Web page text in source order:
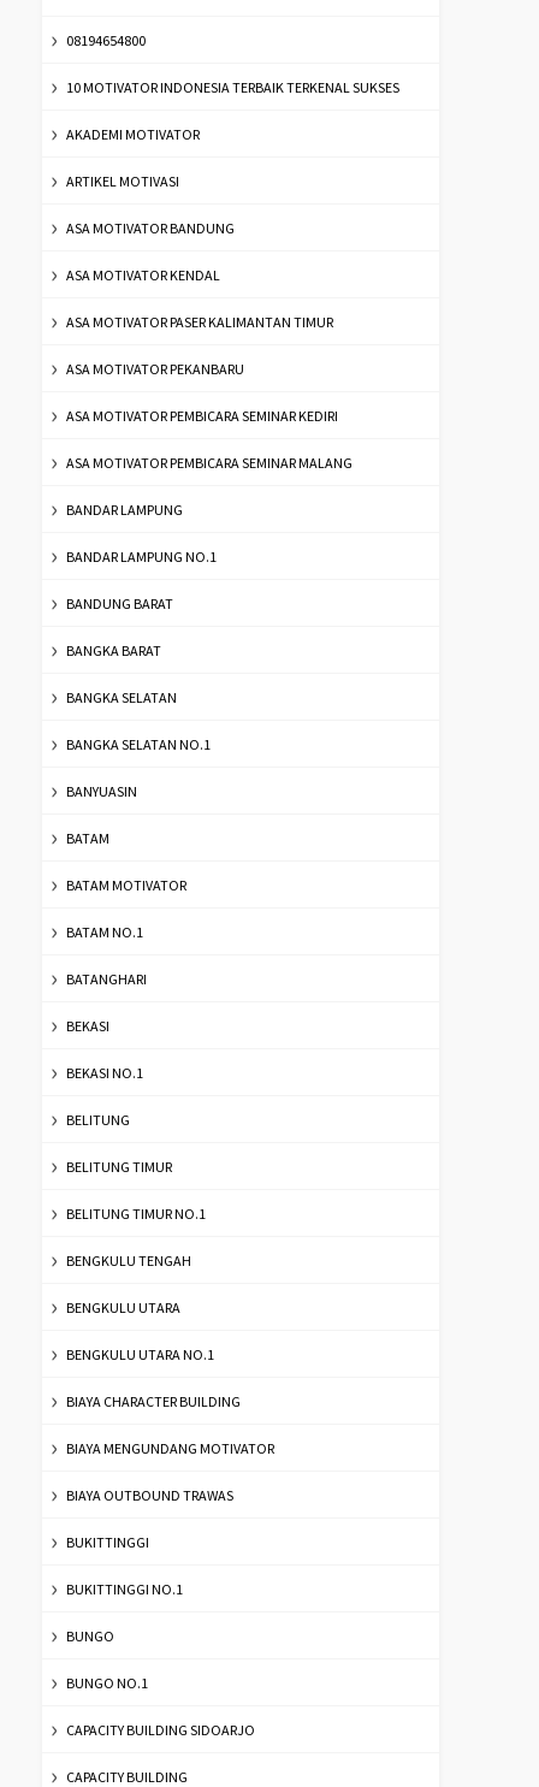
08194654800
10 MOTIVATOR INDONESIA TERBAIK TERKENAL SUKSES
AKADEMI MOTIVATOR
ARTIKEL MOTIVASI
ASA MOTIVATOR BANDUNG
ASA MOTIVATOR KENDAL
ASA MOTIVATOR PASER KALIMANTAN TIMUR
ASA MOTIVATOR PEKANBARU
ASA MOTIVATOR PEMBICARA SEMINAR KEDIRI
ASA MOTIVATOR PEMBICARA SEMINAR MALANG
BANDAR LAMPUNG
BANDAR LAMPUNG NO.1
BANDUNG BARAT
BANGKA BARAT
BANGKA SELATAN
BANGKA SELATAN NO.1
BANYUASIN
BATAM
BATAM MOTIVATOR
BATAM NO.1
BATANGHARI
BEKASI
BEKASI NO.1
BELITUNG
BELITUNG TIMUR
BELITUNG TIMUR NO.1
BENGKULU TENGAH
BENGKULU UTARA
BENGKULU UTARA NO.1
BIAYA CHARACTER BUILDING
BIAYA MENGUNDANG MOTIVATOR
BIAYA OUTBOUND TRAWAS
BUKITTINGGI
BUKITTINGGI NO.1
BUNGO
BUNGO NO.1
CAPACITY BUILDING SIDOARJO
CAPACITY BUILDING